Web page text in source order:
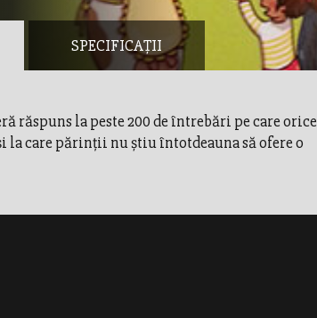
SPECIFICAȚII
răspuns la peste 200 de întrebări pe care orice
la care părinţii nu ştiu întotdeauna să ofere o